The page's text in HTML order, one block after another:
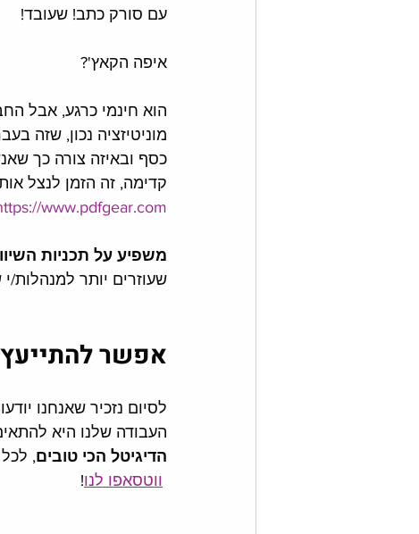
עם סורק כתב! שעובד!
איפה הקאץ'?
הוא חינמי כרגע, אבל
מוניטיזציה נכון, שזה
כסף ובאיזה צורה כך
קדימה, זה הזמן לנצל
www.pdfgear.com
משפיע על תכניות
שעוזרים יותר למנהלות/
אפשר
לסיום נזכיר שאנחנו
העבודה שלנו היא
הדיגיטל הכי טובים,
ווטסאפו לנו!